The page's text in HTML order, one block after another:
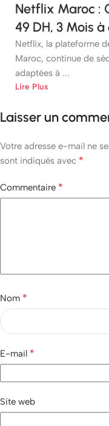
Netflix Maroc :
49 DH, 3 Mois à
Netflix, la plateforme
Maroc, continue de
adaptées à ...
Lire Plus
Laisser un
Votre adresse e-mail ne
sont indiqués avec *
Commentaire *
Nom *
E-mail *
Site web